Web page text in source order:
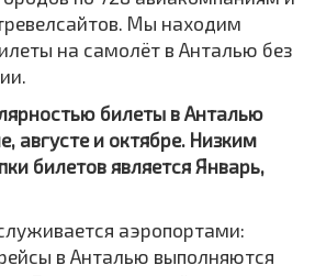
Мы находим
на самолёт в Анталью без
билеты в Анталью
августе и октябре. Низким
билетов является Январь,
аэропортами:
в Анталью выполняются